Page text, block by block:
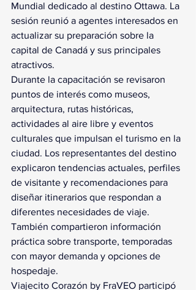
Mundial dedicado al destino Ottawa. La
sesión reunió a agentes interesados en
actualizar su preparación sobre la
capital de Canadá y sus principales
atractivos.
Durante la capacitación se revisaron
puntos de interés como museos,
arquitectura, rutas históricas,
actividades al aire libre y eventos
culturales que impulsan el turismo en la
ciudad. Los representantes del destino
explicaron tendencias actuales, perfiles
de visitante y recomendaciones para
diseñar itinerarios que respondan a
diferentes necesidades de viaje.
También compartieron información
práctica sobre transporte, temporadas
con mayor demanda y opciones de
hospedaje.
Viajecito Corazón by FraVEO participó